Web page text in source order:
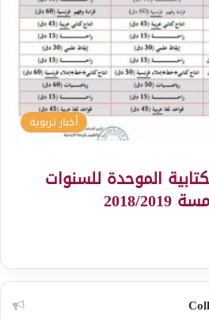
أخبار تربوية
الموحدة للسنوات
2019